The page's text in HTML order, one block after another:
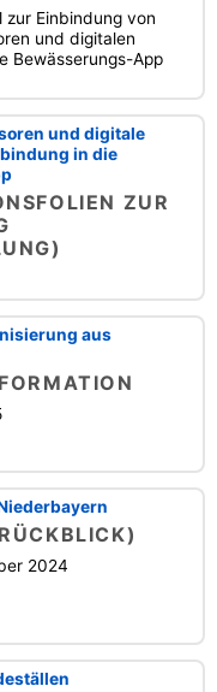
zur Einbindung von
und digitalen
Bewässerungs-App
und digitale
in die
ZUR
aus
2024